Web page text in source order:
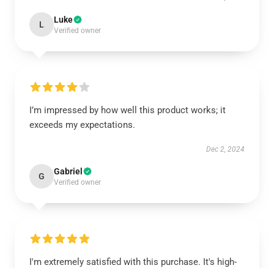
L Luke
Verified owner
I’m impressed by how well this product works; it
exceeds my expectations.
Dec 2, 2024
G Gabriel
Verified owner
I'm extremely satisfied with this purchase. It's high-